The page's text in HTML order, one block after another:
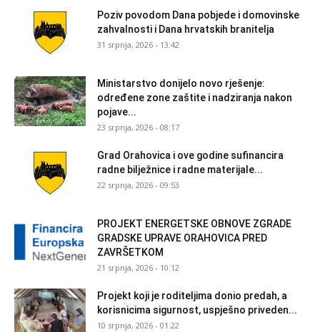
Poziv povodom Dana pobjede i domovinske
zahvalnosti i Dana hrvatskih branitelja
31 srpnja, 2026 - 13:42
Ministarstvo donijelo novo rješenje:
određene zone zaštite i nadziranja nakon
pojave...
23 srpnja, 2026 - 08:17
Grad Orahovica i ove godine sufinancira
radne bilježnice i radne materijale...
22 srpnja, 2026 - 09:53
PROJEKT ENERGETSKE OBNOVE ZGRADE
GRADSKE UPRAVE ORAHOVICA PRED
ZAVRŠETKOM
21 srpnja, 2026 - 10:12
Projekt koji je roditeljima donio predah, a
korisnicima sigurnost, uspješno priveden...
10 srpnja, 2026 - 01:22